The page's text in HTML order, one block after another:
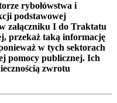
rybołówstwa i
podstawowej
załączniku I do Traktatu
przekaż taką informację
w tych sektorach
pomocy publicznej. Ich
zwrotu